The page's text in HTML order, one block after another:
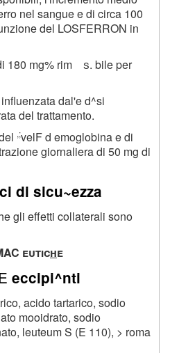
nel sangue e di circa 100
del LOSFERRON in
180 mg% rim s. bile per
dal'e d^si
del trattamento.
,;velF d emoglobina e di
giornaliera di 50 mg di
di sicu~ezza
gli effetti collaterali sono
eutiche
eccipi^nti
acido tartarico, sodio
mooidrato, sodio
leuteum S (E 110), > roma